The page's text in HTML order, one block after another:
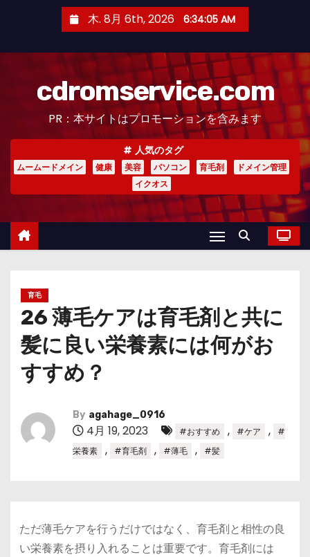
木. 8月 6th, 2026 6:34:06 AM
cdromservice.com
PR：本サイトはプロモーションを含みます
人気のタグ
ムームードメイン 健康 美容 パソコン 育毛剤
ドメイン管理
イクオス
育毛
26 薄毛ケアは育毛剤と共に
髪に良い栄養素には何がお
すすめ？
By agahage_0916
4月 19, 2023 #おすすめ , #ケア ,
#
栄養素
, #育毛剤 , #薄毛 , #髪
ただ薄毛ケアを行うだけではなく、 育毛剤と相性の良
い栄養素を摂り入れることは重要です。育毛剤には